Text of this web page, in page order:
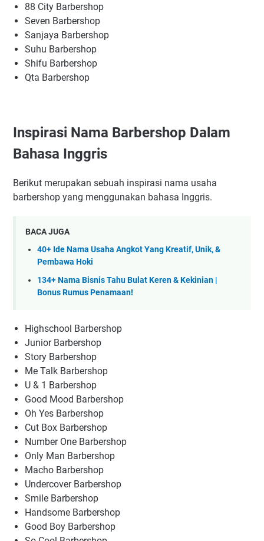
88 City Barbershop
Seven Barbershop
Sanjaya Barbershop
Suhu Barbershop
Shifu Barbershop
Qta Barbershop
Inspirasi Nama Barbershop Dalam
Bahasa Inggris
Berikut merupakan sebuah inspirasi nama usaha
barbershop yang menggunakan bahasa Inggris.
BACA JUGA
40+ Ide Nama Usaha Angkot Yang Kreatif, Unik, &
Pembawa Hoki
134+ Nama Bisnis Tahu Bulat Keren & Kekinian |
Bonus Rumus Penamaan!
Highschool Barbershop
Junior Barbershop
Story Barbershop
Me Talk Barbershop
U & 1 Barbershop
Good Mood Barbershop
Oh Yes Barbershop
Cut Box Barbershop
Number One Barbershop
Only Man Barbershop
Macho Barbershop
Undercover Barbershop
Smile Barbershop
Handsome Barbershop
Good Boy Barbershop